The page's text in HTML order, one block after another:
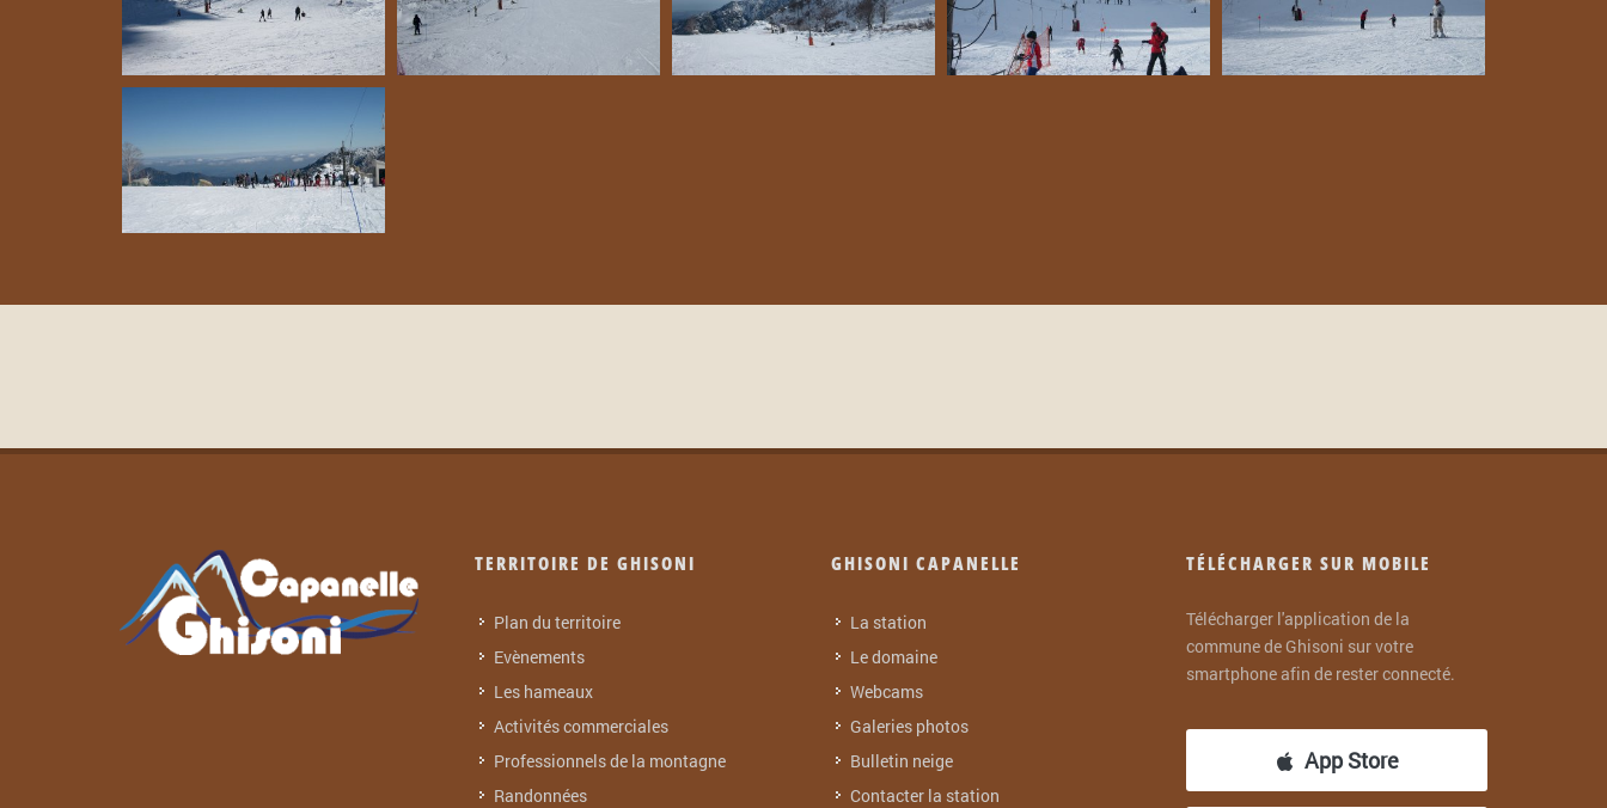
TERRITOIRE DE GHISONI
Plan du territoire
Evènements
Les hameaux
Activités commerciales
Professionnels de la montagne
Randonnées
GHISONI CAPANELLE
La station
Le domaine
Webcams
Galeries photos
Bulletin neige
Contacter la station
TÉLÉCHARGER SUR MOBILE
Télécharger l'application de la
commune de Ghisoni sur votre
smartphone afin de rester connecté.
App Store